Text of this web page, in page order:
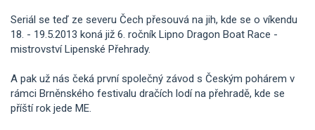
Seriál se teď ze severu Čech přesouvá na jih, kde se o víkendu
18. - 19.5.2013 koná již 6. ročník Lipno Dragon Boat Race -
mistrovství Lipenské Přehrady.
A pak už nás čeká první společný závod s Českým pohárem v
rámci Brněnského festivalu dračích lodí na přehradě, kde se
příští rok jede ME.